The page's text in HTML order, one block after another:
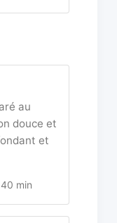
au
douce et
et
min